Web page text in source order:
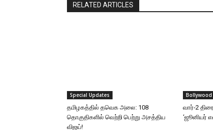
RELATED ARTICLES
Special Updates
தமிழகத்தில் தவெக அலை: 108
தொகுதிகளில் வெற்றி பெற்று அசத்திய
விஜய்!
Bollywood
வார்-2
‘ஜூனியர்